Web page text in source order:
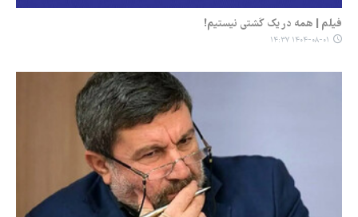
فیلم | همه در یک کَشتی نیستیم!
۱۴۰۴-۰۸-۰۱ ۱۴:۳۷